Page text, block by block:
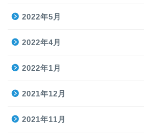
2022年5月
2022年4月
2022年1月
2021年12月
2021年11月